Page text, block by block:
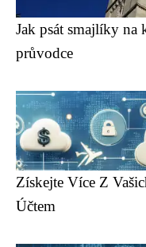
Jak psát smajlíky na
průvodce
Získejte Více Z
Účtem